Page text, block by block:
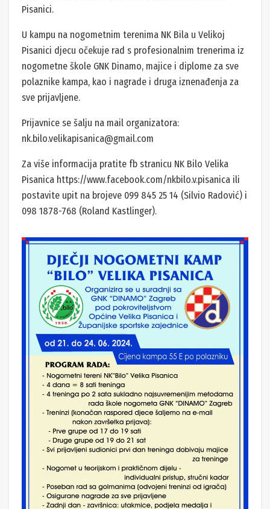
Pisanici.
U kampu na nogometnim terenima NK Bila u Velikoj
Pisanici djecu očekuje rad s profesionalnim trenerima iz
nogometne škole GNK Dinamo, majice i diplome za sve
polaznike kampa, kao i nagrade i druga iznenađenja za
sve prijavljene.
Prijavnice se šalju na mail organizatora:
nk.bilo.velikapisanica@gmail.com
Za više informacija pratite fb stranicu NK Bilo Velika
Pisanica https://www.facebook.com/nkbilo.v.pisanica ili
postavite upit na brojeve 099 845 25 14 (Silvio Radović) i
098 1878-768 (Roland Kastlinger).